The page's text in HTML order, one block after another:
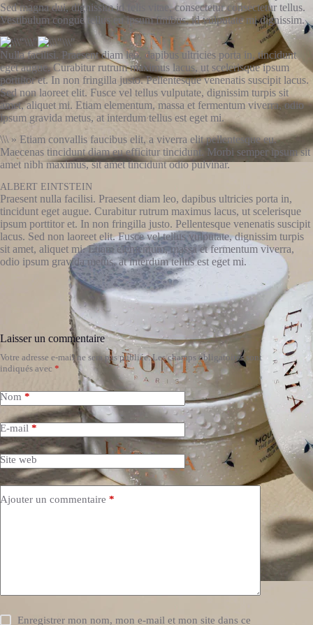
Sed magna dui, dignissim id felis vitae, consectetur consectetur tellus.
Vestibulum congue tellus eu ipsum finibus, id vulputate mi dignissim.
Nulla facilisi. Praesent diam leo, dapibus ultricies porta in, tincidunt
eget augue. Curabitur rutrum maximus lacus, ut scelerisque ipsum
porttitor et. In non fringilla justo. Pellentesque venenatis suscipit lacus.
Sed non laoreet elit. Fusce vel tellus vulputate, dignissim turpis sit
amet, aliquet mi. Etiam elementum, massa et fermentum viverra, odio
ipsum gravida metus, at interdum tellus est eget mi.
\\\ » Etiam convallis faucibus elit, a viverra elit pellentesque eu.
Maecenas tincidunt diam eu efficitur tincidunt. Morbi semper ipsum sit
amet nibh maximus, sit amet tincidunt odio pulvinar.
ALBERT EINTSTEIN
Praesent nulla facilisi. Praesent diam leo, dapibus ultricies porta in,
tincidunt eget augue. Curabitur rutrum maximus lacus, ut scelerisque
ipsum porttitor et. In non fringilla justo. Pellentesque venenatis suscipit
lacus. Sed non laoreet elit. Fusce vel tellus vulputate, dignissim turpis
sit amet, aliquet mi. Etiam elementum, massa et fermentum viverra,
odio ipsum gravida metus, at interdum tellus est eget mi.
Laisser un commentaire
Votre adresse e-mail ne sera pas publiée. Les champs obligatoires sont
indiqués avec *
Nom *
E-mail *
Site web
Ajouter un commentaire *
Enregistrer mon nom, mon e-mail et mon site dans ce